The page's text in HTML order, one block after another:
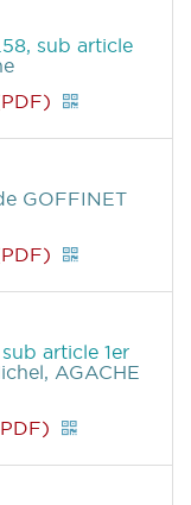
sub article
GOFFINET
article 1er
AGACHE